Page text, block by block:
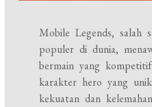
Mobile Legends, salah
populer di dunia,
bermain yang
karakter hero yang
kekuatan dan